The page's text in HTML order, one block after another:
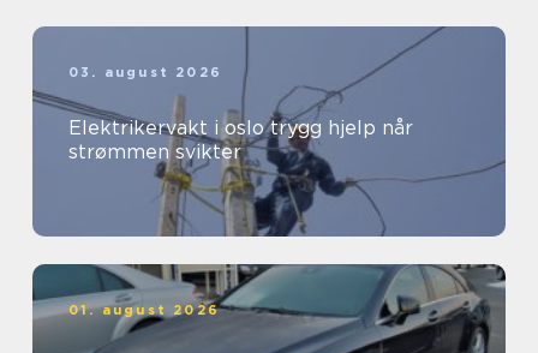
03. august 2026
Elektrikervakt i oslo trygg hjelp når
strømmen svikter
01. august 2026